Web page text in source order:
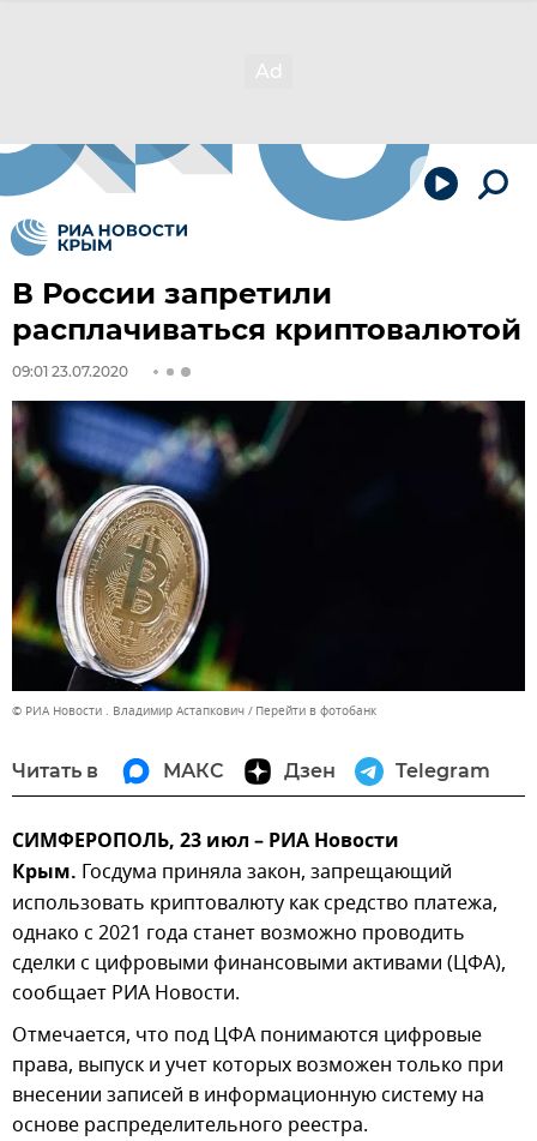
В России запретили
расплачиваться криптовалютой
09:01 23.07.2020
© РИА Новости . Владимир Астапкович Перейти в фотобанк
Читать в МАКС Дзен Telegram
СИМФЕРОПОЛЬ, 23 июл – РИА Новости
Крым. Госдума приняла закон, запрещающий
использовать криптовалюту как средство платежа,
однако с 2021 года станет возможно проводить
сделки с цифровыми финансовыми активами (ЦФА),
сообщает РИА Новости.
Отмечается, что под ЦФА понимаются цифровые
права, выпуск и учет которых возможен только при
внесении записей в информационную систему на
основе распределительного реестра.